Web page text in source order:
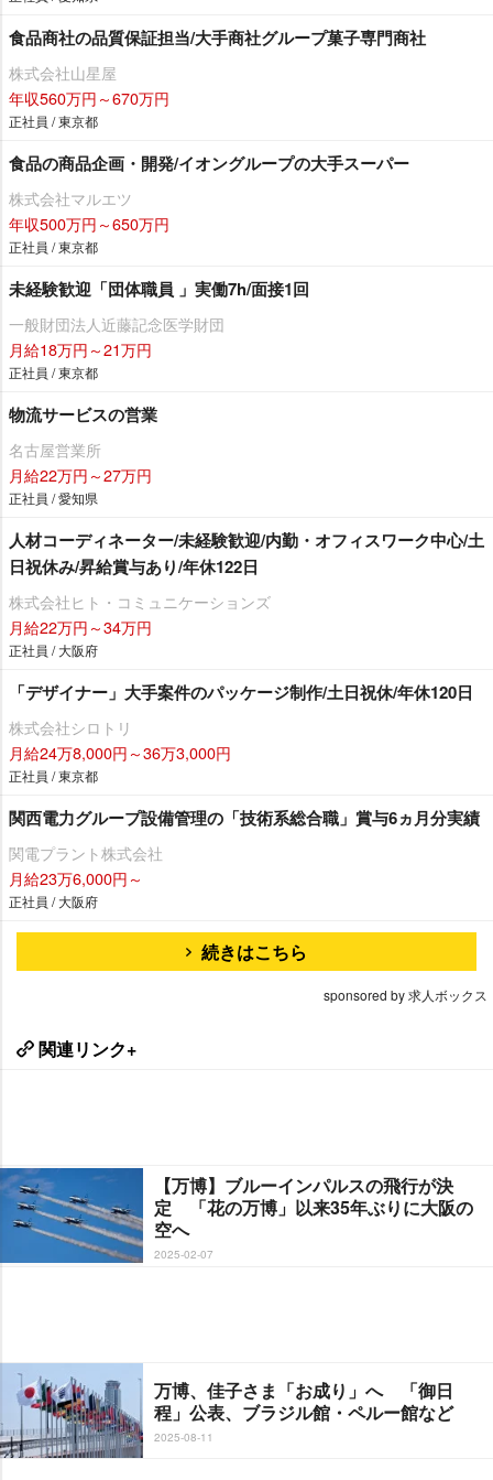
食品商社の品質保証担当/大手商社グループ菓子専門商社
株式会社山星屋
年収560万円～670万円
正社員 / 東京都
食品の商品企画・開発/イオングループの大手スーパー
株式会社マルエツ
年収500万円～650万円
正社員 / 東京都
未経験歓迎「団体職員 」実働7h/面接1回
一般財団法人近藤記念医学財団
月給18万円～21万円
正社員 / 東京都
物流サービスの営業
名古屋営業所
月給22万円～27万円
正社員 / 愛知県
人材コーディネーター/未経験歓迎/内勤・オフィスワーク中心/土
日祝休み/昇給賞与あり/年休122日
株式会社ヒト・コミュニケーションズ
月給22万円～34万円
正社員 / 大阪府
「デザイナー」大手案件のパッケージ制作/土日祝休/年休120日
株式会社シロトリ
月給24万8,000円～36万3,000円
正社員 / 東京都
関西電力グループ設備管理の「技術系総合職」賞与6ヵ月分実績
関電プラント株式会社
月給23万6,000円～
正社員 / 大阪府
続きはこちら
sponsored by 求人ボックス
関連リンク+
【万博】ブルーインパルスの飛行が決
定 「花の万博」以来35年ぶりに大阪の
空へ
2025-02-07
万博、佳子さま「お成り」へ 「御日
程」公表、ブラジル館・ペルー館など
2025-08-11